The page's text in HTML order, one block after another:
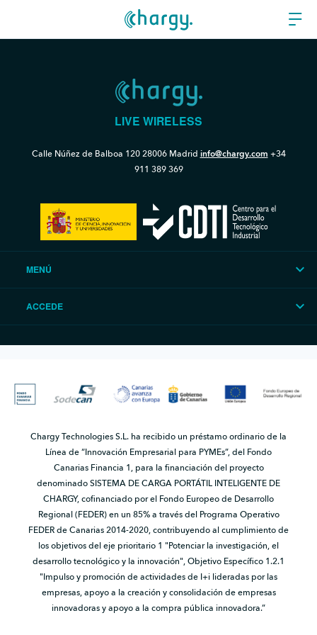
LIVE WIRELESS
Calle Núñez de Balboa 12028006 Madrid info@chargy.com +34
911 389 369
MENÚ
ACCEDE
Chargy Technologies S.L. ha recibido un préstamo ordinario de la
Línea de “Innovación Empresarial para PYMEs”, del Fondo
Canarias Financia 1, para la financiación del proyecto
denominado SISTEMA DE CARGA PORTÁTIL INTELIGENTE DE
CHARGY, cofinanciado por el Fondo Europeo de Desarrollo
Regional (FEDER) en un 85% a través del Programa Operativo
FEDER de Canarias 2014-2020, contribuyendo al cumplimiento de
los objetivos del eje prioritario 1 "Potenciar la investigación, el
desarrollo tecnológico y la innovación", Objetivo Específico 1.2.1
"Impulso y promoción de actividades de I+i lideradas por las
empresas, apoyo a la creación y consolidación de empresas
innovadoras y apoyo a la compra pública innovadora.”